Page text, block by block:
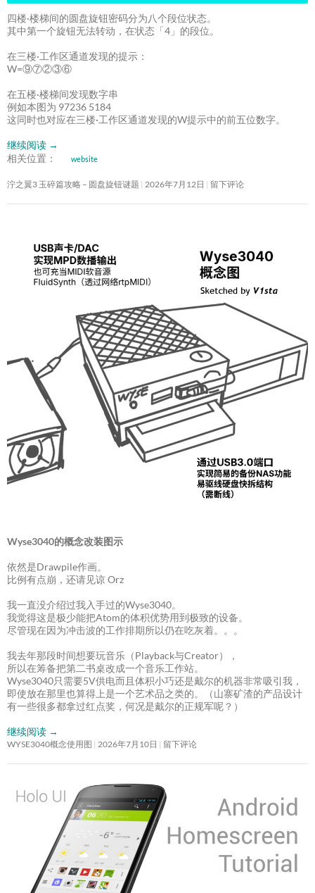
四楼·楼梯间的圆盘旋钮密码分为八个段位状态。
其中第一个旋钮无法转动，在状态「4」的段位。
在三楼·工作区通道发现的提示：
W=⑨⑦②③⑥
在五楼·楼梯间发现数字串
例如本图为 97236 5184
这同时也对应在三楼·工作区通道发现的W提示中的前五位数字。
继续阅读 →
相关位置：
website
泞之翼3 玉碎篇攻略 – 圆盘旋钮谜题 2026年7月12日 留下评论
Wyse3040的概念改装图示
依然是Drawpile作画。
比例有点崩，还请见谅 Orz
我一直没介绍过我入手过的Wyse3040。
我觉得这是极少能把Atom的体积优势用到极致的设备。
尽管现在因为冲击波的工作排期所以仍在吃灰着。。。
我去年那段时间想要玩音乐（Playback与Creator），
所以在筹备把第二书桌改成一个音乐工作站。
Wyse3040只需要5V供电而且体积小巧还是戴尔的机器非常吸引我，
即使放在那里也算得上是一个艺术品之类的。（山寨矿渣的产品设计
有一些很多都拿过红点奖，何况是戴尔的正规军呢？）
继续阅读 →
WYSE3040概念使用图 2026年7月10日 留下评论